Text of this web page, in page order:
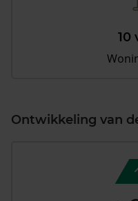
10
Ontwikkeling van